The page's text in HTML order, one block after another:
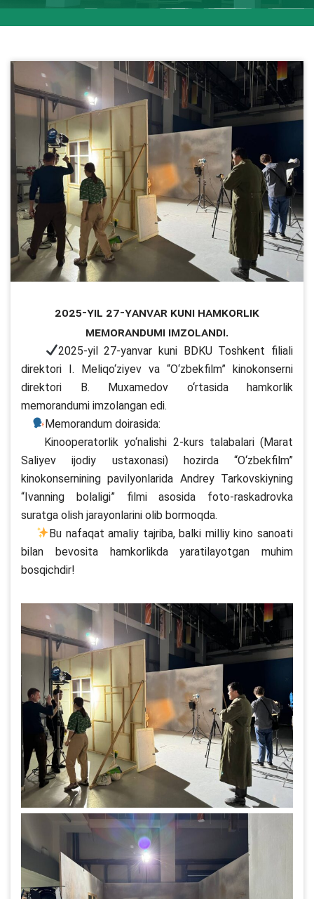
2025-yil 27-yanvar kuni hamkorlik
memorandumi imzolandi.
2025-yil 27-yanvar kuni BDKU Toshkent filiali
direktori I. Meliqo‘ziyev va “O‘zbekfilm” kinokonserni
direktori B. Muxamedov o‘rtasida hamkorlik
memorandumi imzolangan edi.
Memorandum doirasida:
Kinooperatorlik yo‘nalishi 2-kurs talabalari (Marat
Saliyev ijodiy ustaxonasi) hozirda “O‘zbekfilm”
kinokonsernining pavilyonlarida Andrey Tarkovskiyning
“Ivanning bolaligi” filmi asosida foto-raskadrovka
suratga olish jarayonlarini olib bormoqda.
Bu nafaqat amaliy tajriba, balki milliy kino sanoati
bilan bevosita hamkorlikda yaratilayotgan muhim
bosqichdir!